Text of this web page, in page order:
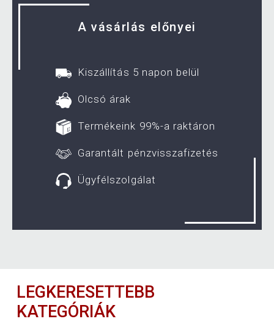
A vásárlás előnyei
Kiszállítás 5 napon belül
Olcsó árak
Termékeink 99%-a raktáron
Garantált pénzvisszafizetés
Ügyfélszolgálat
LEGKERESETTEBB
KATEGÓRIÁK